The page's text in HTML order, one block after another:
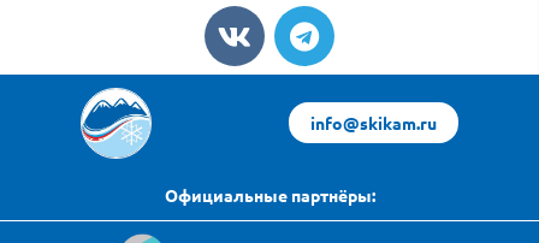
info@skikam.ru
Официальные партнёры: